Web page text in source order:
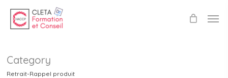
main
Category
Retrait-Rappel produit